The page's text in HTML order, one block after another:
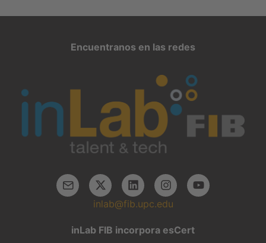
Encuentranos en las redes
inlab@fib.upc.edu
inLab FIB incorpora esCert